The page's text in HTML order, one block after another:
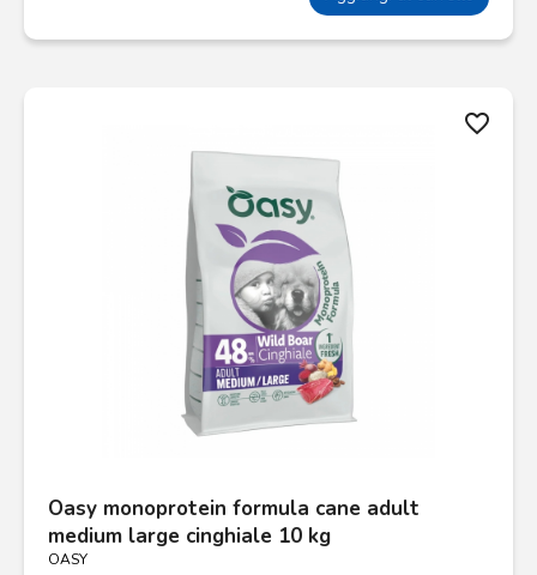
favorite_border
Oasy monoprotein formula cane adult
medium large cinghiale 10 kg
OASY